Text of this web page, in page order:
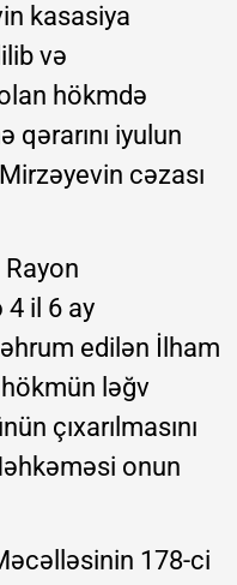
kasasiya
və
hökmdə
qərarını iyulun
cəzası
il 6 ay
edilən İlham
ləğv
çıxarılmasını
onun
178-ci